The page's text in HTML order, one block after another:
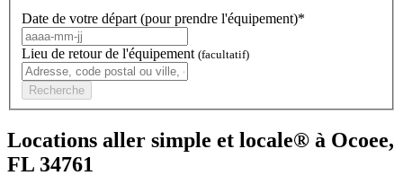
Date de votre départ (pour prendre l'équipement)*
Lieu de retour de l'équipement (facultatif)
Recherche
Locations aller simple et locale® à Ocoee,
FL 34761